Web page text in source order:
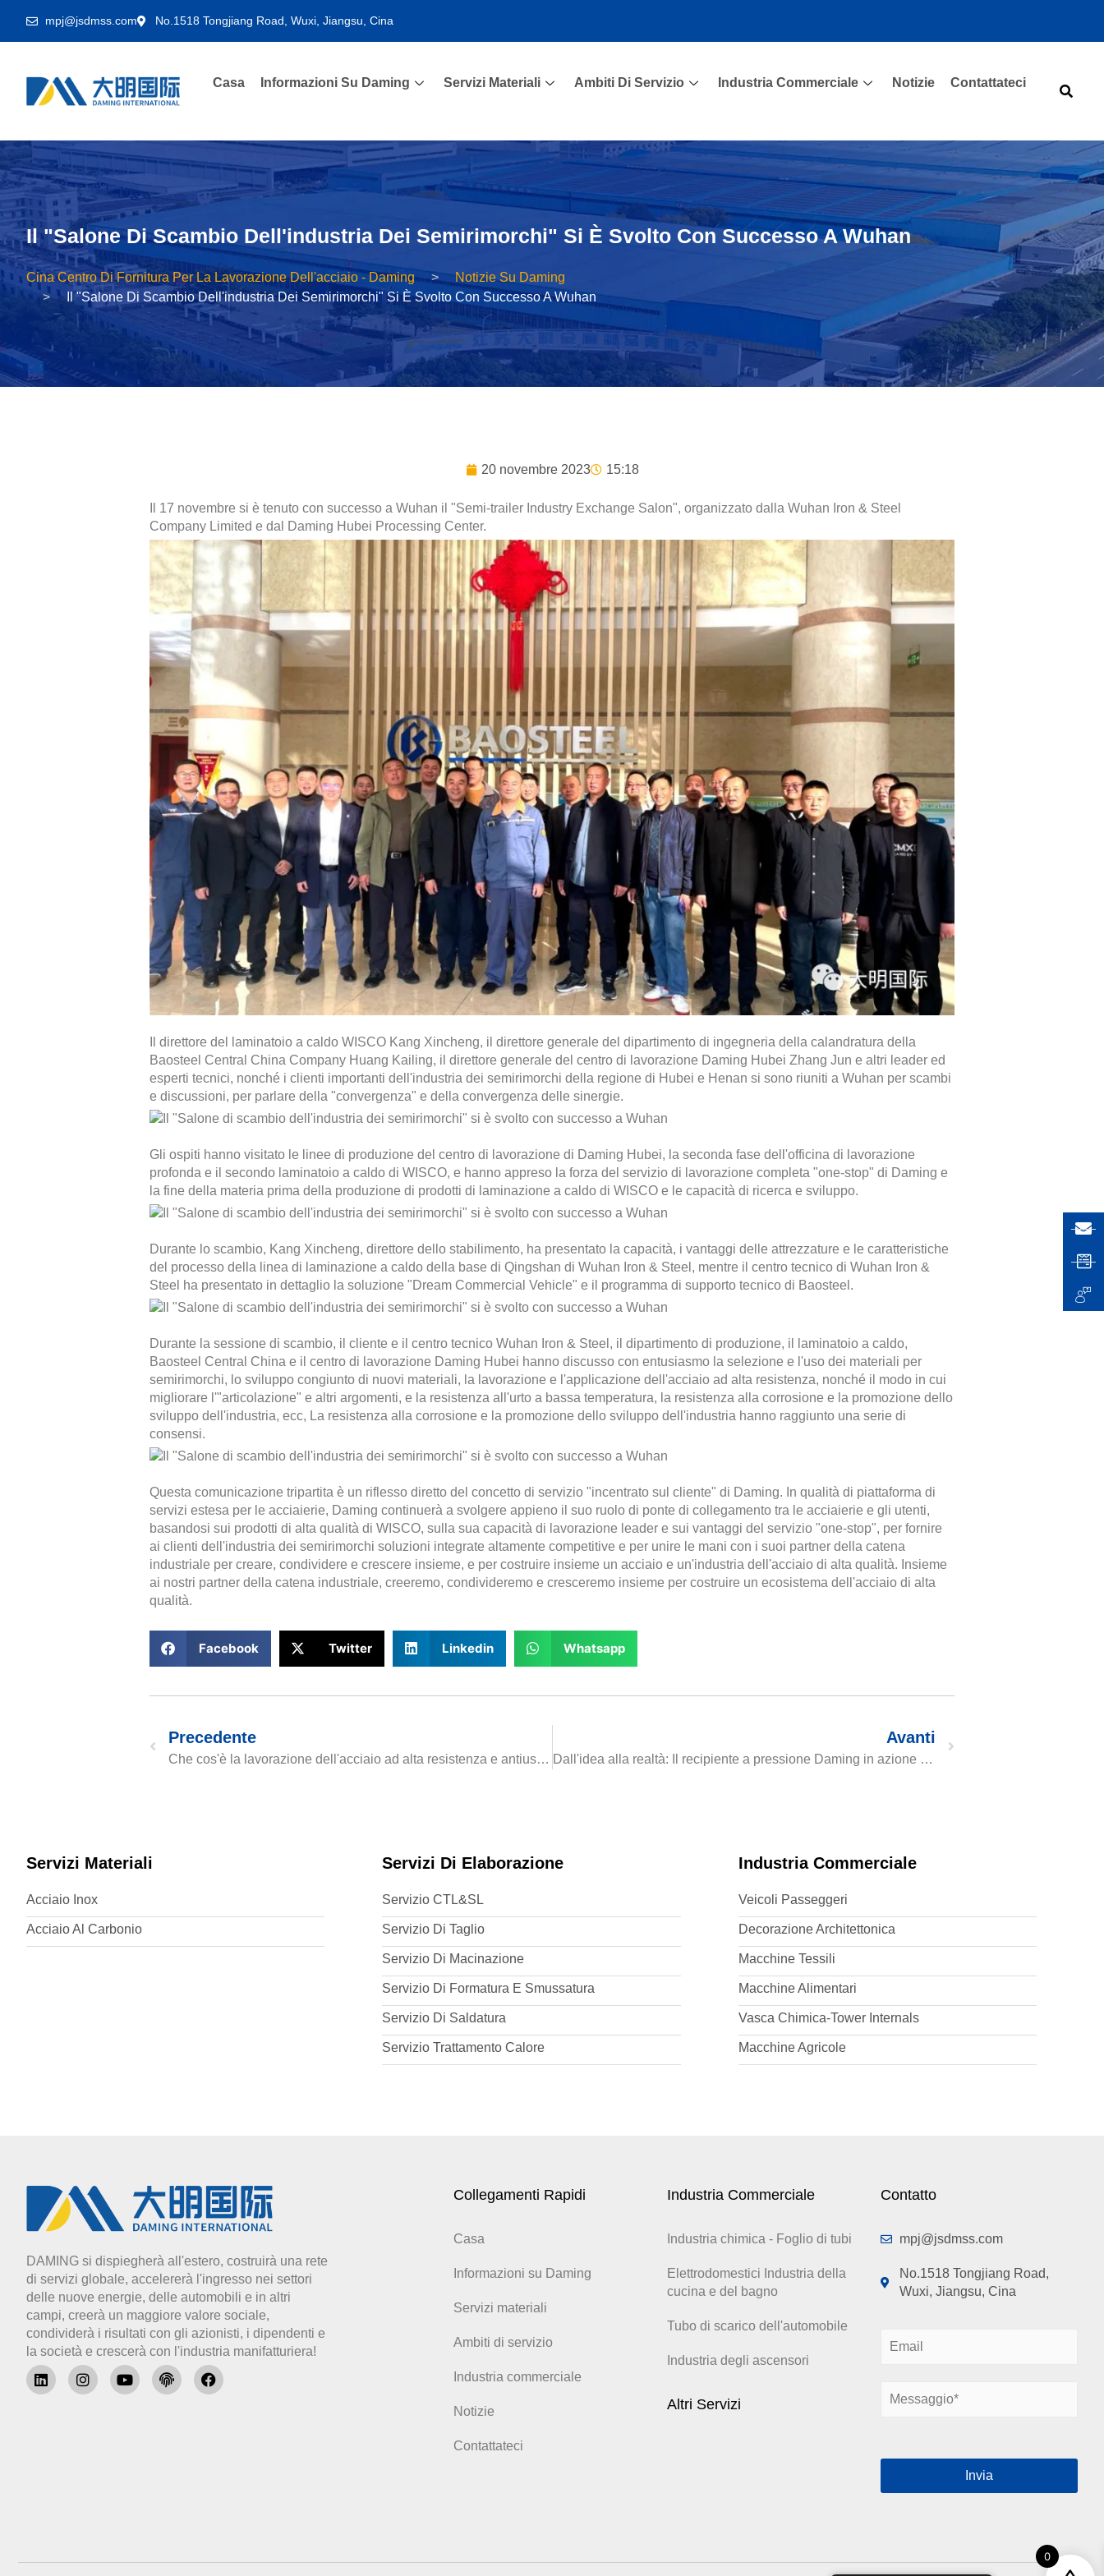
0
mpj@jsdmss.com No.1518 Tongjiang Road, Wuxi, Jiangsu, Cina
Casa Informazioni Su Daming Servizi Materiali Ambiti Di Servizio Industria Commerciale Notizie Contattateci
Il "Salone Di Scambio Dell'industria Dei Semirimorchi" Si È Svolto Con Successo A Wuhan
Cina Centro Di Fornitura Per La Lavorazione Dell'acciaio - Daming
Notizie Su Daming
Il "Salone Di Scambio Dell'industria Dei Semirimorchi" Si È Svolto Con Successo A Wuhan
20 novembre 2023 15:18
Il 17 novembre si è tenuto con successo a Wuhan il "Semi-trailer Industry Exchange Salon", organizzato dalla Wuhan Iron & Steel
Company Limited e dal Daming Hubei Processing Center.
Il direttore del laminatoio a caldo WISCO Kang Xincheng, il direttore generale del dipartimento di ingegneria della calandratura della
Baosteel Central China Company Huang Kailing, il direttore generale del centro di lavorazione Daming Hubei Zhang Jun e altri leader ed
esperti tecnici, nonché i clienti importanti dell'industria dei semirimorchi della regione di Hubei e Henan si sono riuniti a Wuhan per scambi
e discussioni, per parlare della "convergenza" e della convergenza delle sinergie.
Gli ospiti hanno visitato le linee di produzione del centro di lavorazione di Daming Hubei, la seconda fase dell'officina di lavorazione
profonda e il secondo laminatoio a caldo di WISCO, e hanno appreso la forza del servizio di lavorazione completa "one-stop" di Daming e
la fine della materia prima della produzione di prodotti di laminazione a caldo di WISCO e le capacità di ricerca e sviluppo.
Durante lo scambio, Kang Xincheng, direttore dello stabilimento, ha presentato la capacità, i vantaggi delle attrezzature e le caratteristiche
del processo della linea di laminazione a caldo della base di Qingshan di Wuhan Iron & Steel, mentre il centro tecnico di Wuhan Iron &
Steel ha presentato in dettaglio la soluzione "Dream Commercial Vehicle" e il programma di supporto tecnico di Baosteel.
Durante la sessione di scambio, il cliente e il centro tecnico Wuhan Iron & Steel, il dipartimento di produzione, il laminatoio a caldo,
Baosteel Central China e il centro di lavorazione Daming Hubei hanno discusso con entusiasmo la selezione e l'uso dei materiali per
semirimorchi, lo sviluppo congiunto di nuovi materiali, la lavorazione e l'applicazione dell'acciaio ad alta resistenza, nonché il modo in cui
migliorare l'"articolazione" e altri argomenti, e la resistenza all'urto a bassa temperatura, la resistenza alla corrosione e la promozione dello
sviluppo dell'industria, ecc, La resistenza alla corrosione e la promozione dello sviluppo dell'industria hanno raggiunto una serie di
consensi.
Questa comunicazione tripartita è un riflesso diretto del concetto di servizio "incentrato sul cliente" di Daming. In qualità di piattaforma di
servizi estesa per le acciaierie, Daming continuerà a svolgere appieno il suo ruolo di ponte di collegamento tra le acciaierie e gli utenti,
basandosi sui prodotti di alta qualità di WISCO, sulla sua capacità di lavorazione leader e sui vantaggi del servizio "one-stop", per fornire
ai clienti dell'industria dei semirimorchi soluzioni integrate altamente competitive e per unire le mani con i suoi partner della catena
industriale per creare, condividere e crescere insieme, e per costruire insieme un acciaio e un'industria dell'acciaio di alta qualità. Insieme
ai nostri partner della catena industriale, creeremo, condivideremo e cresceremo insieme per costruire un ecosistema dell'acciaio di alta
qualità.
Facebook Twitter Linkedin Whatsapp
Precedente
Che cos'è la lavorazione dell'acciaio ad alta resistenza e antiusura?
Avanti
Dall'idea alla realtà: Il recipiente a pressione Daming in azione per il nostro partner
Servizi Materiali
Acciaio Inox
Acciaio Al Carbonio
Servizi Di Elaborazione
Servizio CTL&SL
Servizio Di Taglio
Servizio Di Macinazione
Servizio Di Formatura E Smussatura
Servizio Di Saldatura
Servizio Trattamento Calore
Industria Commerciale
Veicoli Passeggeri
Decorazione Architettonica
Macchine Tessili
Macchine Alimentari
Vasca Chimica-Tower Internals
Macchine Agricole
DAMING si dispiegherà all'estero, costruirà una rete
di servizi globale, accelererà l'ingresso nei settori
delle nuove energie, delle automobili e in altri
campi, creerà un maggiore valore sociale,
condividerà i risultati con gli azionisti, i dipendenti e
la società e crescerà con l'industria manifatturiera!
Collegamenti Rapidi
Casa
Informazioni su Daming
Servizi materiali
Ambiti di servizio
Industria commerciale
Notizie
Contattateci
Industria Commerciale
Industria chimica - Foglio di tubi
Elettrodomestici Industria della
cucina e del bagno
Tubo di scarico dell'automobile
Industria degli ascensori
Altri Servizi
Contatto
mpj@jsdmss.com
No.1518 Tongjiang Road,
Wuxi, Jiangsu, Cina
a
g
Invia